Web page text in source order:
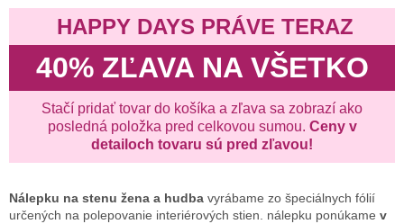
HAPPY DAYS PRÁVE TERAZ
40% ZĽAVA NA VŠETKO
Stačí pridať tovar do košíka a zľava sa zobrazí ako
posledná položka pred celkovou sumou. Ceny v
detailoch tovaru sú pred zľavou!
Nálepku na stenu žena a hudba vyrábame zo špeciálnych fólií
určených na polepovanie interiérových stien. nálepku ponúkame v